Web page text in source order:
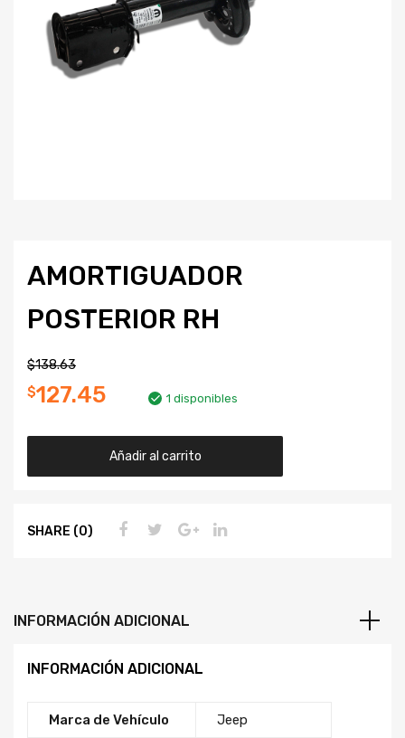
AMORTIGUADOR
POSTERIOR RH
$138.63
$127.45 1 disponibles
Añadir al carrito
SHARE (0)
INFORMACIÓN ADICIONAL
INFORMACIÓN ADICIONAL
Marca de Vehículo Jeep